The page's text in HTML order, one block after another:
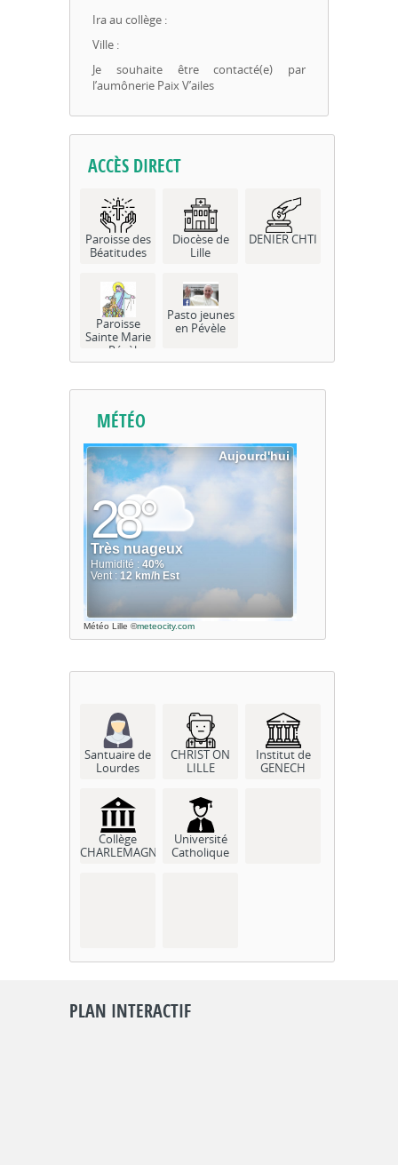
Ira au collège :
Ville :
Je souhaite être contacté(e) par
l’aumônerie Paix V’ailes
ACCÈS DIRECT
Paroisse des
Béatitudes
Diocèse de
Lille
DENIER CHTI
Paroisse
Sainte Marie
en Pévèle
Pasto jeunes
en Pévèle
MÉTÉO
Météo Lille ©meteocity.com
Santuaire de
Lourdes
CHRIST ON
LILLE
Institut de
GENECH
Collège
CHARLEMAGNE
Université
Catholique
PLAN INTERACTIF